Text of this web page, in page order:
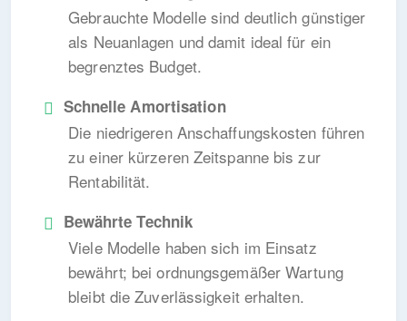
Gebrauchte Modelle sind deutlich günstiger
als Neuanlagen und damit ideal für ein
begrenztes Budget.
Schnelle Amortisation
Die niedrigeren Anschaffungskosten führen
zu einer kürzeren Zeitspanne bis zur
Rentabilität.
Bewährte Technik
Viele Modelle haben sich im Einsatz
bewährt; bei ordnungsgemäßer Wartung
bleibt die Zuverlässigkeit erhalten.